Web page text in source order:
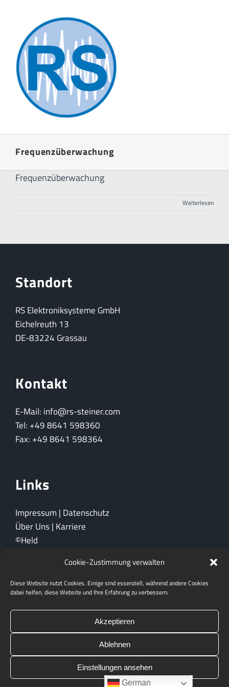
Cookie-Zustimmung verwalten
Diese Website nutzt Cookies. Einige sind essenziell, während andere Cookies
dabei helfen, diese Website und Ihre Erfahrung zu verbessern.
Akzeptieren
Ablehnen
Einstellungen ansehen
springen
Frequenzüberwachung
Frequenzüberwachung
Weiterlesen
Standort
RS Elektroniksysteme GmbH
Eichelreuth 13
DE-83224 Grassau
Kontakt
E-Mail: info@rs-steiner.com
Tel: +49 8641 598360
Fax: +49 8641 598364
Links
Impressum | Datenschutz
Über Uns| Karriere
©Held
Ein Unternehmen der
German